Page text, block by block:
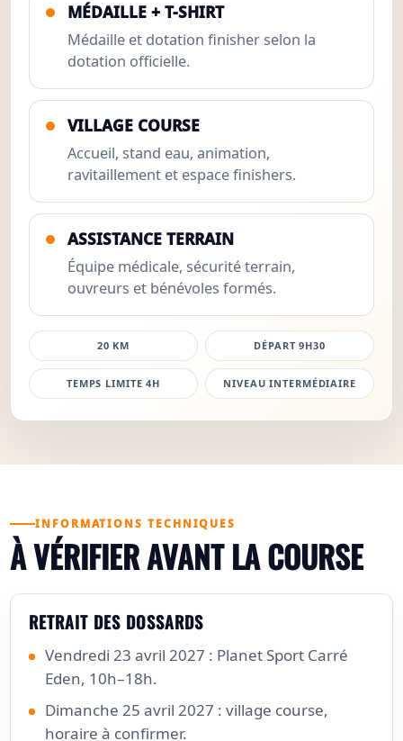
MÉDAILLE + T-SHIRT
Médaille et dotation finisher selon la
dotation officielle.
VILLAGE COURSE
Accueil, stand eau, animation,
ravitaillement et espace finishers.
ASSISTANCE TERRAIN
Équipe médicale, sécurité terrain,
ouvreurs et bénévoles formés.
20 KM DÉPART 9H30
TEMPS LIMITE 4H NIVEAU INTERMÉDIAIRE
INFORMATIONS TECHNIQUES
À VÉRIFIER AVANT LA COURSE
RETRAIT DES DOSSARDS
Vendredi 23 avril 2027 : Planet Sport Carré
Eden, 10h–18h.
Dimanche 25 avril 2027 : village course,
horaire à confirmer.